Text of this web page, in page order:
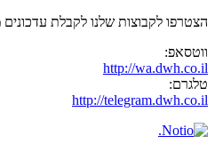
הצטרפו לקבוצות שלנו לקבלת עדכונים
ווטסאפ:
http://wa.dwh.co.il
טלגרם:
http://telegram.dwh.co.il